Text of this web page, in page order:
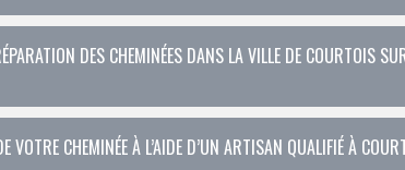
DES CHEMINÉES DANS LA VILLE DE COURTOIS
VOTRE CHEMINÉE À L’AIDE D’UN ARTISAN QUALIFIÉ À